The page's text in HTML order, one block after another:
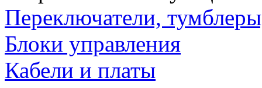
Переключатели,
Блоки управления
Кабели и платы